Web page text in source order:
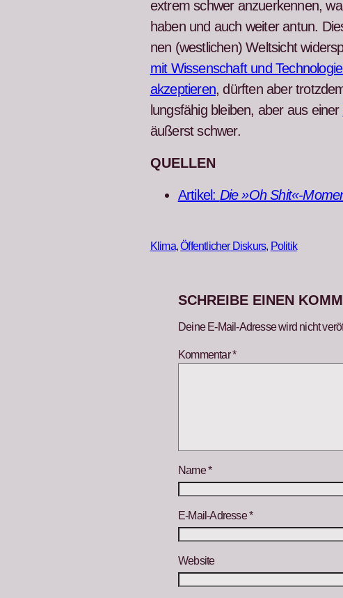
extrem schw­er anzuerken­nen,
haben und auch weit­er antun.
nen (west­lichen) Welt­sicht
mit Wis­senschaft und
akzep­tieren, dürften aber
lungs­fähig bleiben, aber aus ein­er
äußerst schw­er.
QUELLEN
Artikel: Die »Oh Shit«-
Klima, Öffentlicher Diskurs, Politik
SCHREIBE EINEN
Deine E-Mail-Adresse wird nicht
Kommentar*
Name*
E-Mail-Adresse*
Website